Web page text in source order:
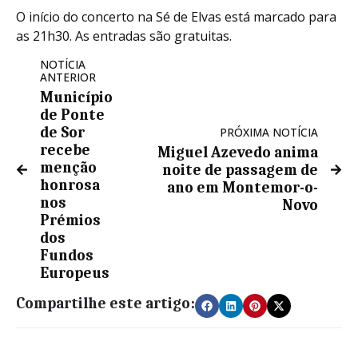
O início do concerto na Sé de Elvas está marcado para
as 21h30. As entradas são gratuitas.
NOTÍCIA
ANTERIOR
Município
de Ponte
de Sor
recebe
menção
honrosa
nos
Prémios
dos
Fundos
Europeus
PRÓXIMA NOTÍCIA
Miguel Azevedo anima
noite de passagem de
ano em Montemor-o-
Novo
Compartilhe este artigo: